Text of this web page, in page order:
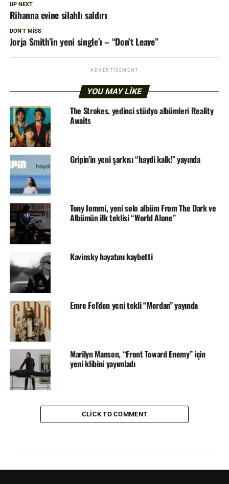
UP NEXT
Rihanna evine silahlı saldırı
DON'T MISS
Jorja Smith’in yeni single’ı – “Don’t Leave”
ADVERTISEMENT
YOU MAY LIKE
The Strokes, yedinci stüdyo albümleri Reality
Awaits
Gripin’in yeni şarkısı “haydi kalk!” yayında
Tony Iommi, yeni solo albüm From The Dark ve
Albümün ilk teklisi “World Alone”
Kavinsky hayatını kaybetti
Emre Fel’den yeni tekli “Merdan” yayında
Marilyn Manson, “Front Toward Enemy” için
yeni klibini yayımladı
CLICK TO COMMENT